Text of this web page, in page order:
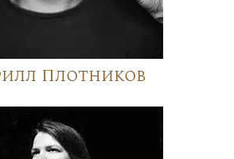
Плотников